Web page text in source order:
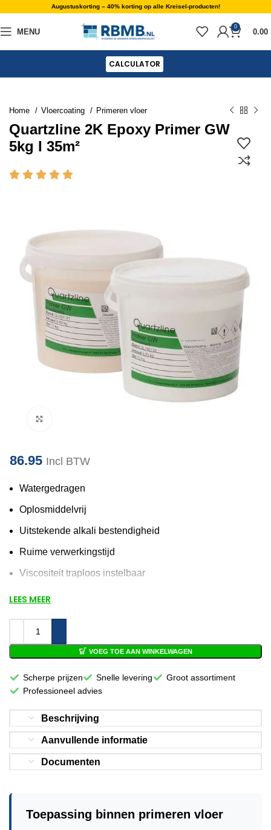
Augustuskorting – 40% korting op alle Kreisel-producten!
MENU
0
0.00
CALCULATOR
Home Vloercoating Primeren vloer
Quartzline 2K Epoxy Primer GW
5kg I 35m²
86.95 Incl BTW
Watergedragen
Oplosmiddelvrij
Uitstekende alkali bestendigheid
Ruime verwerkingstijd
Viscositeit traploos instelbaar
Gebruiksvriendelijk
Vóór 12:00 besteld, volgende
LEES MEER
VOEG TOE AAN WINKELWAGEN
Scherpe prijzen Snelle levering
Groot assortiment
Professioneel advies
Beschrijving
Aanvullende informatie
Documenten
Toepassing binnen primeren vloer